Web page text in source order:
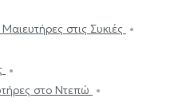
στις Συκιές
στο Ντεπώ